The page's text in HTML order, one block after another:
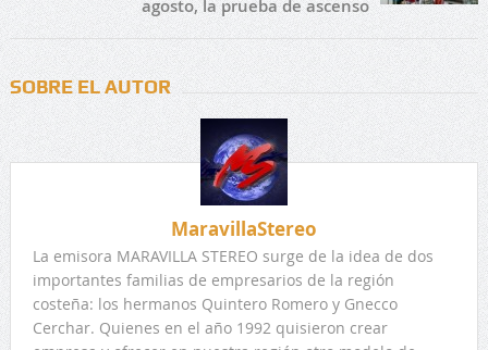
agosto, la prueba de ascenso
SOBRE EL AUTOR
MaravillaStereo
La emisora MARAVILLA STEREO surge de la idea de dos
importantes familias de empresarios de la región
costeña: los hermanos Quintero Romero y Gnecco
Cerchar. Quienes en el año 1992 quisieron crear